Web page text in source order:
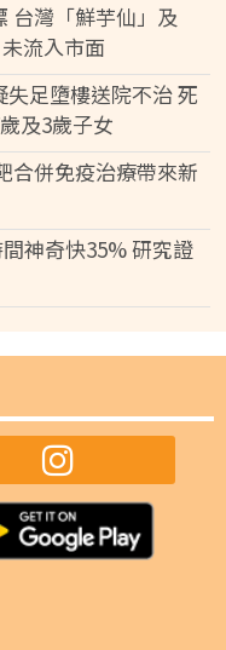
台灣「鮮芋仙」及
流入市面
足墮樓送院不治 死
及3歲子女
合併免疫治療帶來新
神奇快35% 研究證